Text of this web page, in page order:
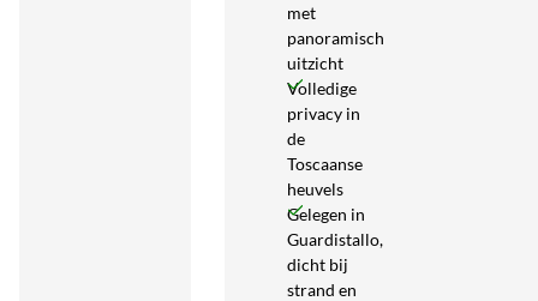
met
panoramisch
uitzicht
Volledige
privacy in
de
Toscaanse
heuvels
Gelegen in
Guardistallo,
dicht bij
strand en